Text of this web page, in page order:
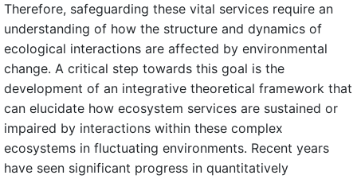
Therefore, safeguarding these vital services require an
understanding of how the structure and dynamics of
ecological interactions are affected by environmental
change. A critical step towards this goal is the
development of an integrative theoretical framework that
can elucidate how ecosystem services are sustained or
impaired by interactions within these complex
ecosystems in fluctuating environments. Recent years
have seen significant progress in quantitatively